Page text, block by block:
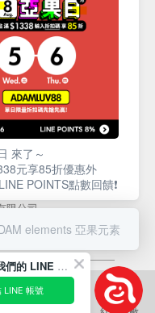
及最新產品資訊
訂閱/取消
限公司
Reserved
政策
來了～
元享85折優惠外
POINTS點數回饋❗️
elements 亞果元素
歡迎訂閱我們的 LINE 官方帳號
LINE 帳號